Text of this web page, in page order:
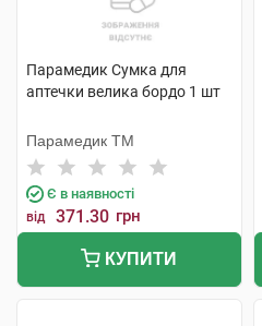
Парамедик Сумка для
аптечки велика бордо 1 шт
Парамедик ТМ
Є в наявності
від 371.30 грн
КУПИТИ